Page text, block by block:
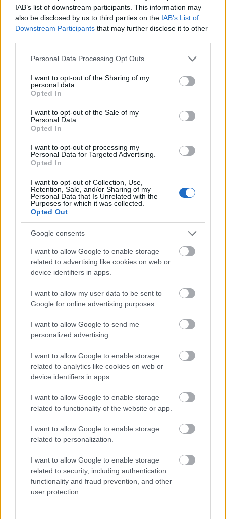
IAB’s list of downstream participants. This information may
also be disclosed by us to third parties on the IAB’s List of
Downstream Participants that may further disclose it to other
Please note that this website/app uses one or more Google
not limited to your visit or usage behaviour. You may click to
grant or deny consent to Google and its third-party tags to
use your data for below specified purposes in below Google
consent section.
Personal Data Processing Opt Outs
I want to opt-out of the Sharing of my
personal data.
Opted In
I want to opt-out of the Sale of my
Personal Data.
Opted In
I want to opt-out of processing my
Personal Data for Targeted Advertising.
Opted In
I want to opt-out of Collection, Use,
Retention, Sale, and/or Sharing of my
Personal Data that Is Unrelated with the
Purposes for which it was collected.
Opted Out
Google consents
I want to allow Google to enable storage
related to advertising like cookies on web or
device identifiers in apps.
I want to allow my user data to be sent to
Google for online advertising purposes.
I want to allow Google to send me
personalized advertising.
I want to allow Google to enable storage
related to analytics like cookies on web or
device identifiers in apps.
I want to allow Google to enable storage
related to functionality of the website or app.
I want to allow Google to enable storage
related to personalization.
I want to allow Google to enable storage
related to security, including authentication
functionality and fraud prevention, and other
user protection.
Braille-írást, és egy sötét lakásban elveszett
süteményrecept megkeresésében is
ügyeskedhetnek, természetesen hallás és
Baksa Attila felhívta a figyelmet a Csodaváros
elnevezésű helyszínre, melyet az Értelmi
Fogyatékossággal Élők és Segítőik Országos
Érdekvédelmi Szövetsége, valamint a
vácegresi lakóotthon lakóival közösen
alakítottak ki.
A Csodavárosban az értelmi fogyatékos
emberek életébe nyerhet bepillantást
különböző különleges feladatokon keresztül
az érdeklődő, ha sikeresen átjutott egy zöld
ajtón, amelyre kulcslyukat, kulcsokat, rozsdás
csapot, cipzárt és egyebeket aggattak a
kreatív tervezők. Az Ability Park területén
képviselteti magát egyebek mellett a Down
Egyesület, a Siketek és Nagyothallók
Országos Szövetsége, valamint a Bliss
Alapítvány.
Balhés különcök a Szigeten